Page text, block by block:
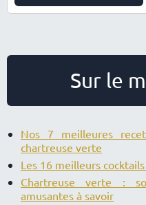
Sur le
Nos 7 meilleures
chartreuse verte
Les 16 meilleurs
Chartreuse verte :
amusantes à savoir